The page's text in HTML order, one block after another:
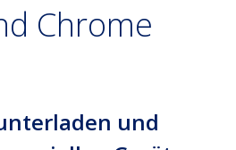
Chrome
und